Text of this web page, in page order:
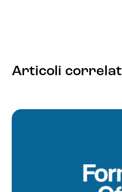
Articoli